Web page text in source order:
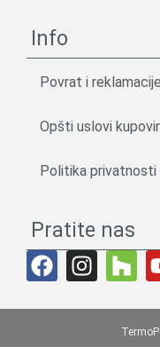
Info
Povrat i reklamacije
Opšti uslovi
Politika privatnosti
Pratite nas